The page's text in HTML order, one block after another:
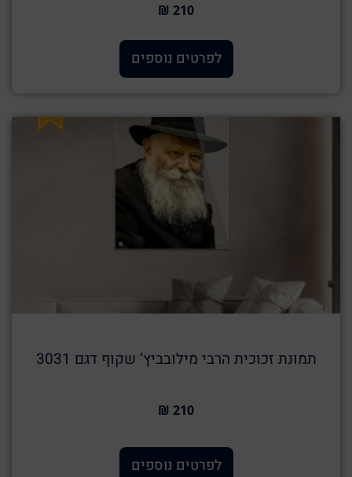
210 ₪
לפרטים נוספים
תמונת זכוכית הרבי מילובביץ’ שקוף דגם 3031
210 ₪
לפרטים נוספים